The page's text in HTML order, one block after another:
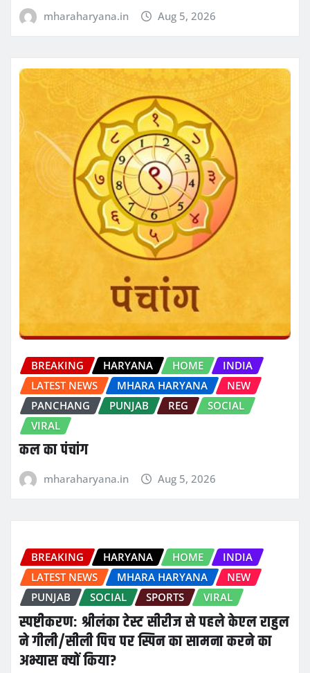
mharaharyana.in Aug 5, 2026
BREAKING HARYANA HOME
INDIA
LATEST NEWS
MHARA HARYANA
NEW
PANCHANG
PUNJAB REG
SOCIAL
VIRAL
कल का पंचांग
mharaharyana.in Aug 5, 2026
BREAKING HARYANA HOME
INDIA
LATEST NEWS
MHARA HARYANA
NEW
PUNJAB
SOCIAL SPORTS VIRAL
स्पष्टीकरण: श्रीलंका टेस्ट सीरीज से पहले केएल राहुल
ने गीली/सीली पिच पर स्पिन का सामना करने का
अभ्यास क्यों किया?